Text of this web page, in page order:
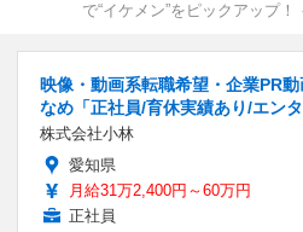
で“イケメン”をピックアップ
映像・動画系転職希望・企業PR
なめ「正社員/育休実績あり/エンタ
株式会社小林
愛知県
月給31万2,400円～60万円
正社員